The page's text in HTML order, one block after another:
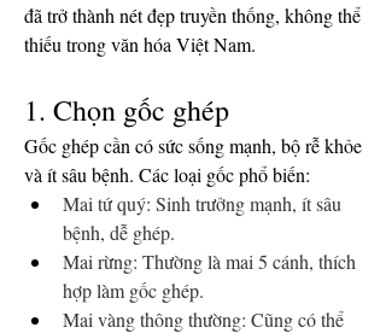
đã trở thành nét đẹp truyền thống, không thể
thiếu trong văn hóa Việt Nam.
1. Chọn gốc ghép
Gốc ghép cần có sức sống mạnh, bộ rễ khỏe
và ít sâu bệnh. Các loại gốc phổ biến:
Mai tứ quý: Sinh trưởng mạnh, ít sâu
bệnh, dễ ghép.
Mai rừng: Thường là mai 5 cánh, thích
hợp làm gốc ghép.
Mai vàng thông thường: Cũng có thể